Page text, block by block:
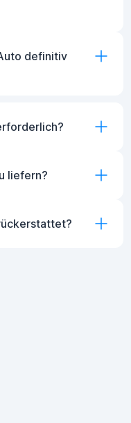
definitiv
liefern?